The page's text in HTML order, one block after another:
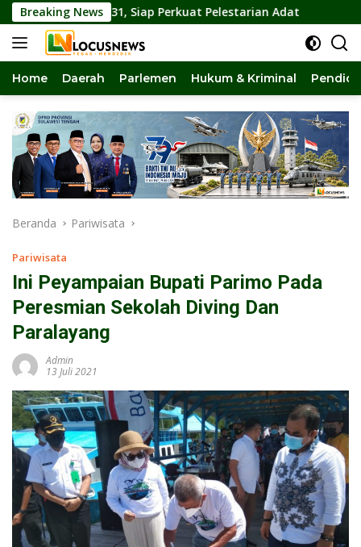
Langsung
ke
konten
Breaking News
2031, Siap Perkuat Pelestarian Adat DPRD
Home Daerah Parlemen Hukum & Kriminal
Beranda Pariwisata
Pariwisata
Ini Peyampaian Bupati Parimo Pada
Peresmian Sekolah Diving Dan
Paralayang
Admin
13 Juli 2021